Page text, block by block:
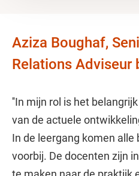
Aziza Boughaf,
Relations Adviseur
''In mijn rol is het
van de actuele
In de leergang komen
voorbij. De docenten zijn